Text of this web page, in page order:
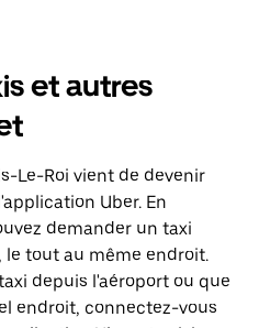
et autres
Le-Roi vient de devenir
Uber. En
demander un taxi
le tout au même endroit.
depuis l'aéroport ou que
endroit, connectez-vous